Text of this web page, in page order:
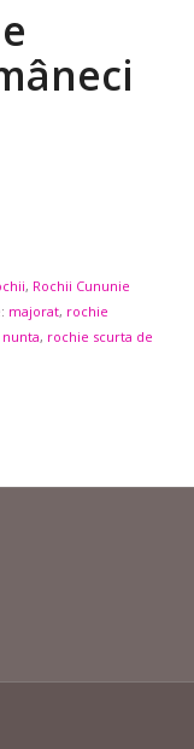
, Rochii Cununie
majorat, rochie
, rochie scurta de